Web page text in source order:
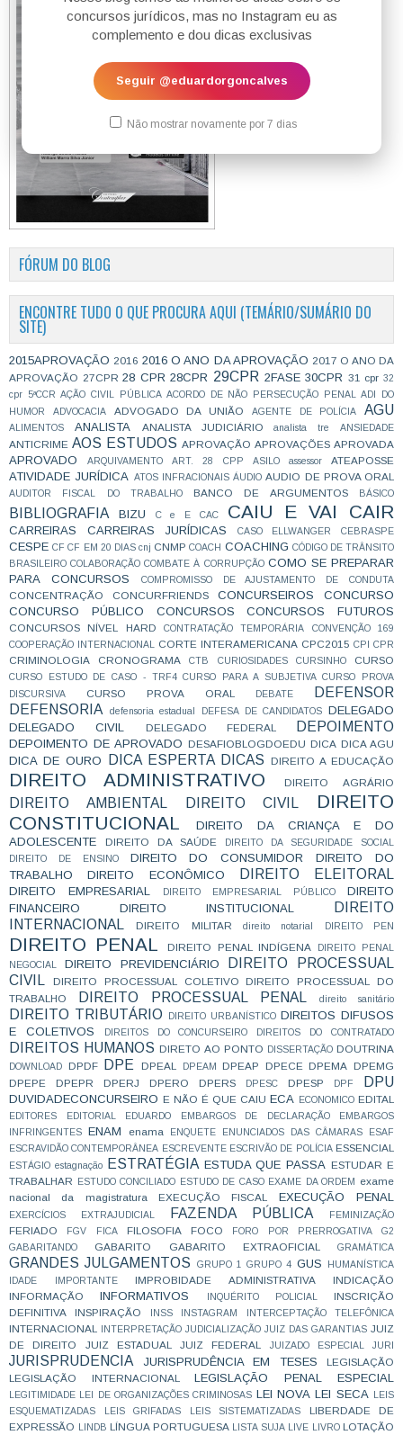
concursos jurídicos, mas no Instagram eu as
complemento e dou dicas exclusivas
Seguir @eduardorgoncalves
Não mostrar novamente por 7 dias
FÓRUM DO BLOG
ENCONTRE TUDO O QUE PROCURA AQUI (TEMÁRIO/SUMÁRIO DO
SITE)
2015APROVAÇÃO 2016 2016 O ANO DA APROVAÇÃO 2017 O ANO DA
APROVAÇÃO 27CPR 28 CPR 28CPR 29CPR 2FASE 30CPR 31 cpr 32
cpr
5ªCCR AÇÃO CIVIL PÚBLICA ACORDO DE NÃO PERSECUÇÃO PENAL ADI DO
HUMOR
ADVOCACIA ADVOGADO DA UNIÃO AGENTE DE POLÍCIA AGU
ALIMENTOS ANALISTA ANALISTA JUDICIÁRIO analista tre ANSIEDADE
ANTICRIME AOS ESTUDOS APROVAÇÃO APROVAÇÕES APROVADA
APROVADO ARQUIVAMENTO ART. 28 CPP ASILO assessor ATEAPOSSE
ATIVIDADE JURÍDICA ATOS INFRACIONAIS ÁUDIO AUDIO DE PROVA ORAL
AUDITOR FISCAL DO TRABALHO BANCO DE ARGUMENTOS BÁSICO
BIBLIOGRAFIA BIZU C e E CAC CAIU E VAI CAIR
CARREIRAS CARREIRAS JURÍDICAS CASO ELLWANGER CEBRASPE
CESPE CF CF EM 20 DIAS cnj CNMP COACH COACHING CÓDIGO DE TRÂNSITO
BRASILEIRO COLABORAÇÃO COMBATE À CORRUPÇÃO COMO SE PREPARAR
PARA CONCURSOS
COMPROMISSO DE AJUSTAMENTO DE CONDUTA
CONCENTRAÇÃO CONCURFRIENDS CONCURSEIROS
CONCURSO
CONCURSO PÚBLICO
CONCURSOS CONCURSOS FUTUROS
CONCURSOS NÍVEL HARD CONTRATAÇÃO TEMPORÁRIA
CONVENÇÃO 169
COOPERAÇÃO INTERNACIONAL CORTE INTERAMERICANA CPC2015 CPI CPR
CRIMINOLOGIA CRONOGRAMA CTB CURIOSIDADES CURSINHO CURSO
CURSO ESTUDO DE CASO - TRF4 CURSO PARA A SUBJETIVA
CURSO PROVA
DISCURSIVA
CURSO PROVA ORAL DEBATE
DEFENSOR
DEFENSORIA
defensoria estadual DEFESA DE CANDIDATOS
DELEGADO
DELEGADO CIVIL
DELEGADO FEDERAL DEPOIMENTO
DEPOIMENTO DE APROVADO DESAFIOBLOGDOEDU DICA DICA AGU
DICA DE OURO DICA ESPERTA DICAS DIREITO A EDUCAÇÃO
DIREITO ADMINISTRATIVO DIREITO AGRÁRIO
DIREITO AMBIENTAL DIREITO CIVIL
DIREITO
CONSTITUCIONAL
DIREITO DA CRIANÇA E DO
ADOLESCENTE
DIREITO DA SAÚDE
DIREITO DA SEGURIDADE SOCIAL
DIREITO DE ENSINO
DIREITO DO CONSUMIDOR
DIREITO DO
TRABALHO
DIREITO ECONÔMICO DIREITO ELEITORAL
DIREITO EMPRESARIAL DIREITO EMPRESARIAL PÚBLICO
DIREITO
FINANCEIRO
DIREITO INSTITUCIONAL
DIREITO
INTERNACIONAL
DIREITO MILITAR direito notarial DIREITO PEN
DIREITO PENAL DIREITO PENAL INDÍGENA
DIREITO PENAL
NEGOCIAL
DIREITO PREVIDENCIÁRIO
DIREITO PROCESSUAL
CIVIL
DIREITO PROCESSUAL COLETIVO
DIREITO PROCESSUAL DO
TRABALHO
DIREITO PROCESSUAL PENAL direito sanitário
DIREITO TRIBUTÁRIO DIREITO URBANÍSTICO DIREITOS DIFUSOS
E COLETIVOS
DIREITOS DO CONCURSEIRO DIREITOS DO CONTRATADO
DIREITOS HUMANOS DIRETO AO PONTO DISSERTAÇÃO DOUTRINA
DOWNLOAD DPDF DPE DPEAL DPEAM DPEAP DPECE DPEMA DPEMG
DPEPE
DPEPR DPERJ DPERO DPERS DPESC DPESP DPF DPU
DUVIDADECONCURSEIRO E NÃO É QUE CAIU ECA ECONOMICO EDITAL
EDITORES EDITORIAL EDUARDO EMBARGOS DE DECLARAÇÃO
EMBARGOS
INFRINGENTES
ENAM enama ENQUETE ENUNCIADOS DAS CÂMARAS
ESAF
ESCRAVIDÃO CONTEMPORÂNEA ESCREVENTE ESCRIVÃO DE POLÍCIA ESSENCIAL
ESTÁGIO estagnação ESTRATÉGIA ESTUDA QUE PASSA ESTUDAR E
TRABALHAR
ESTUDO CONCILIADO ESTUDO DE CASO EXAME DA ORDEM
exame
nacional da magistratura
EXECUÇÃO FISCAL EXECUÇÃO PENAL
EXERCÍCIOS EXTRAJUDICIAL FAZENDA PÚBLICA FEMINIZAÇÃO
FERIADO FGV FICA FILOSOFIA FOCO FORO POR PRERROGATIVA
G2
GABARITANDO
GABARITO GABARITO EXTRAOFICIAL GRAMÁTICA
GRANDES JULGAMENTOS GRUPO 1 GRUPO 4 GUS
HUMANÍSTICA
IDADE
IMPORTANTE IMPROBIDADE ADMINISTRATIVA
INDICAÇÃO
INFORMAÇÃO
INFORMATIVOS INQUÉRITO POLICIAL
INSCRIÇÃO
DEFINITIVA
INSPIRAÇÃO INSS INSTAGRAM INTERCEPTAÇÃO TELEFÔNICA
INTERNACIONAL INTERPRETAÇÃO JUDICIALIZAÇÃO JUIZ DAS GARANTIAS JUIZ
DE DIREITO
JUIZ ESTADUAL JUIZ FEDERAL JUIZADO ESPECIAL JURI
JURISPRUDENCIA JURISPRUDÊNCIA EM TESES
LEGISLAÇÃO
LEGISLAÇÃO INTERNACIONAL
LEGISLAÇÃO PENAL ESPECIAL
LEGITIMIDADE LEI DE ORGANIZAÇÕES CRIMINOSAS LEI NOVA LEI SECA
LEIS
ESQUEMATIZADAS
LEIS GRIFADAS LEIS SISTEMATIZADAS
LIBERDADE DE
EXPRESSÃO
LINDB LÍNGUA PORTUGUESA LISTA SUJA LIVE LIVRO LOTAÇÃO